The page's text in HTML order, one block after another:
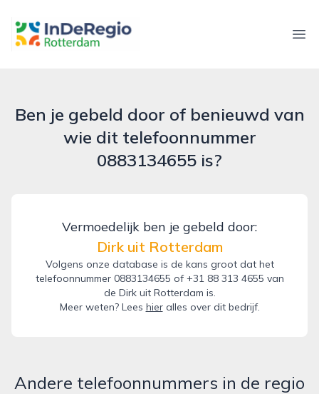
inderegiorotterdam.nl
Ben je gebeld door of benieuwd van
wie dit telefoonnummer
0883134655 is?
Vermoedelijk ben je gebeld door:
Dirk uit Rotterdam
Volgens onze database is de kans groot dat het
telefoonnummer 0883134655 of +31 88 313 4655 van
de Dirk uit Rotterdam is.
Meer weten? Lees hieralles over dit bedrijf.
Andere telefoonnummers in de regio